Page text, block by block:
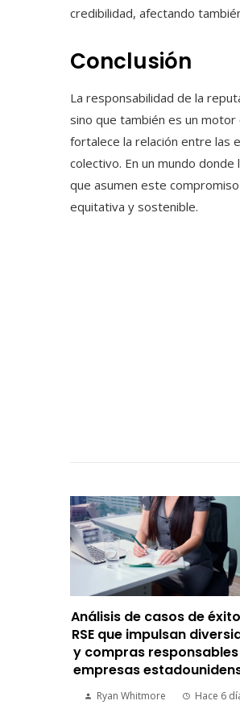
credibilidad, afectando
Conclusión
La responsabilidad de la
sino que también es un motor
fortalece la relación entre las
colectivo. En un mundo
que asumen este
equitativa y sostenible.
Análisis de casos de
RSE que impulsan
y compras
empresas
Ryan Whitmore Hace 6